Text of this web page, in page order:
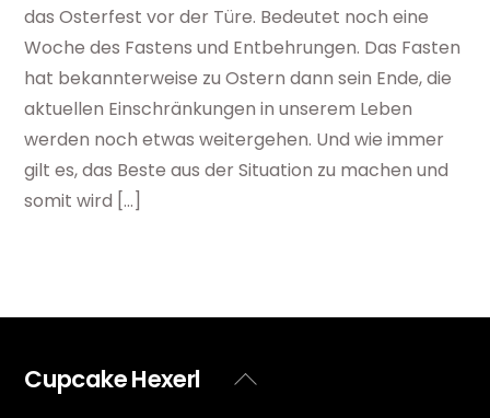
das Osterfest vor der Türe. Bedeutet noch eine
Woche des Fastens und Entbehrungen. Das Fasten
hat bekannterweise zu Ostern dann sein Ende, die
aktuellen Einschränkungen in unserem Leben
werden noch etwas weitergehen. Und wie immer
gilt es, das Beste aus der Situation zu machen und
somit wird […]
Back
Cupcake Hexerl